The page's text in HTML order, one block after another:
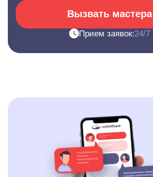
Вызвать мастера
Прием заявок:24/7